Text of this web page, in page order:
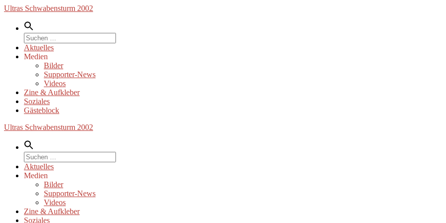
Zum
springen
Ultras Schwabensturm 2002
Suche
nach:
Aktuelles
Medien
Bilder
Supporter-News
Videos
Zine & Aufkleber
Soziales
Gästeblock
Ultras Schwabensturm 2002
Suche
nach:
Aktuelles
Medien
Bilder
Supporter-News
Videos
Zine & Aufkleber
Soziales